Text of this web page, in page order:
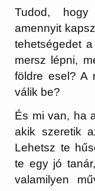
Tudod,
amennyit
tehetségedet
mersz lépni,
földre esel? A
válik be?
És mi van, ha
akik szeretik
Lehetsz te
te egy jó
valamilyen